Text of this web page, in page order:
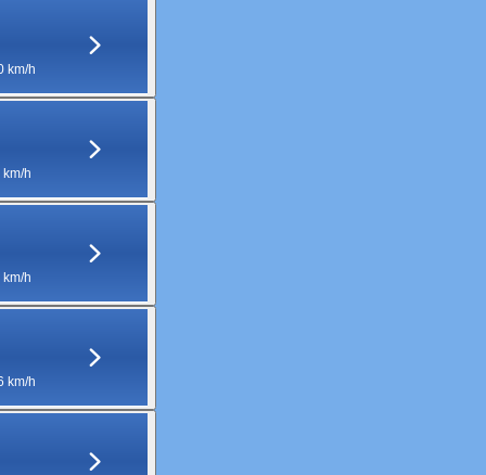
km/h
km/h
km/h
km/h